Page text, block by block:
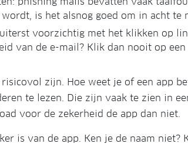
is het alsnog goed om in acht te
voorzichtig met het klikken op
van de e-mail? Klik dan nooit op
risicovol zijn. Hoe weet je of een app
te lezen. Die zijn vaak te zien in
voor de zekerheid de app dan niet.
is van de app. Ken je de naam niet?